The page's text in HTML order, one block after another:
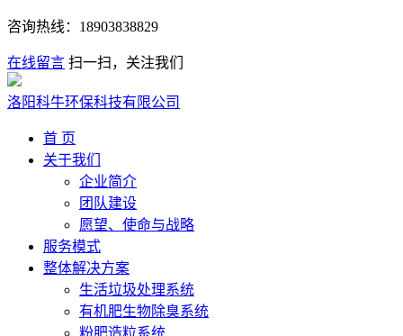
咨询热线： 18903838829
在线留言 扫一扫，关注我们
洛阳科牛环保科技有限公司
首 页
关于我们
企业简介
团队建设
愿望、使命与战略
服务模式
整体解决方案
生活垃圾处理系统
有机肥生物除臭系统
粉肥造粒系统